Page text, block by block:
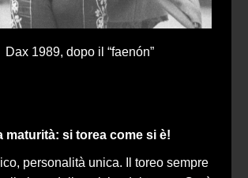
Dax 1989, dopo il “faenón”
maturità: si torea come si è!
personalità unica. Il toreo sempre